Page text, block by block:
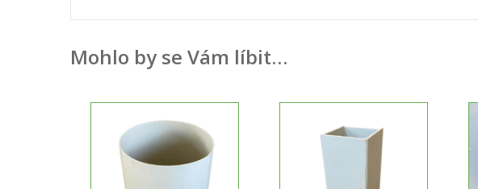
Mohlo by se Vám líbit…